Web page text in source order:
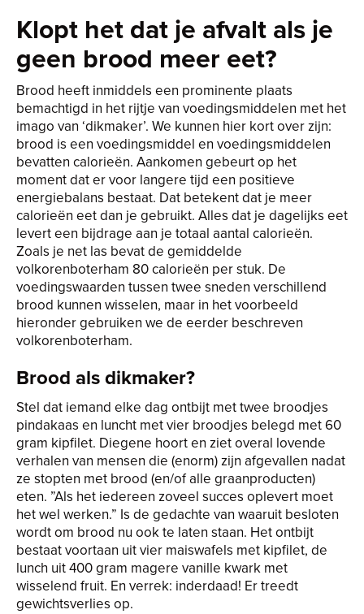
Klopt het dat je afvalt als je
geen brood meer eet?
Brood heeft inmiddels een prominente plaats
bemachtigd in het rijtje van voedingsmiddelen met het
imago van ‘dikmaker’. We kunnen hier kort over zijn:
brood is een voedingsmiddel en voedingsmiddelen
bevatten calorieën. Aankomen gebeurt op het
moment dat er voor langere tijd een positieve
energiebalans bestaat. Dat betekent dat je meer
calorieën eet dan je gebruikt. Alles dat je dagelijks eet
levert een bijdrage aan je totaal aantal calorieën.
Zoals je net las bevat de gemiddelde
volkorenboterham 80 calorieën per stuk. De
voedingswaarden tussen twee sneden verschillend
brood kunnen wisselen, maar in het voorbeeld
hieronder gebruiken we de eerder beschreven
volkorenboterham.
Brood als dikmaker?
Stel dat iemand elke dag ontbijt met twee broodjes
pindakaas en luncht met vier broodjes belegd met 60
gram kipfilet. Diegene hoort en ziet overal lovende
verhalen van mensen die (enorm) zijn afgevallen nadat
ze stopten met brood (en/of alle graanproducten)
eten. ”Als het iedereen zoveel succes oplevert moet
het wel werken.” Is de gedachte van waaruit besloten
wordt om brood nu ook te laten staan. Het ontbijt
bestaat voortaan uit vier maiswafels met kipfilet, de
lunch uit 400 gram magere vanille kwark met
wisselend fruit. En verrek: inderdaad! Er treedt
gewichtsverlies op.